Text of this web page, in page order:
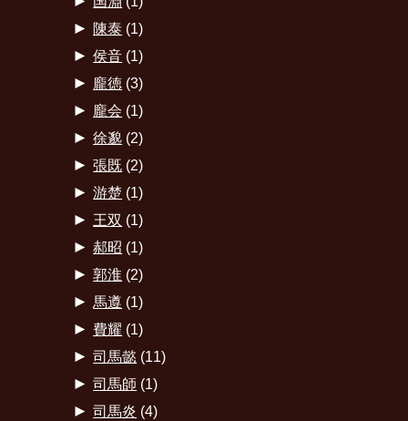
► 陳泰 (1)
► 侯音 (1)
► 龐徳 (3)
► 龐会 (1)
► 徐邈 (2)
► 張既 (2)
► 游楚 (1)
► 王双 (1)
► 郝昭 (1)
► 郭淮 (2)
► 馬遵 (1)
► 費耀 (1)
► 司馬懿 (11)
► 司馬師 (1)
► 司馬炎 (4)